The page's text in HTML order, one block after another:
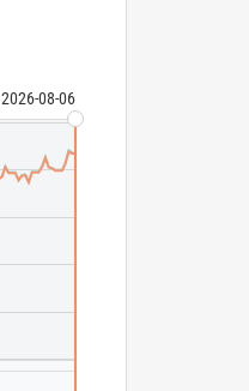
2026-08-06